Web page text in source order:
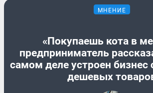
МНЕНИЕ
«Покупаешь кота в
предприниматель
самом деле устроен бизнес
дешевых